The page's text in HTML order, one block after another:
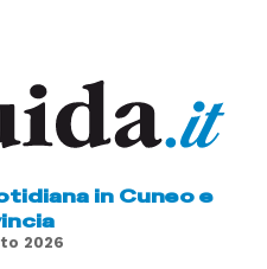
in Cuneo e
2026